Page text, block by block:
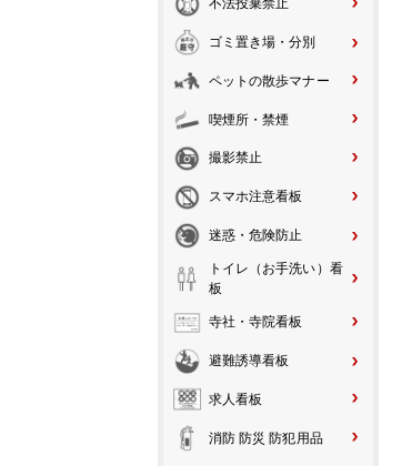
不法投棄禁止
ゴミ置き場・分別
ペットの散歩マナー
喫煙所・禁煙
撮影禁止
スマホ注意看板
迷惑・危険防止
トイレ（お手洗い）看
板
寺社・寺院看板
避難誘導看板
求人看板
消防 防災 防犯用品